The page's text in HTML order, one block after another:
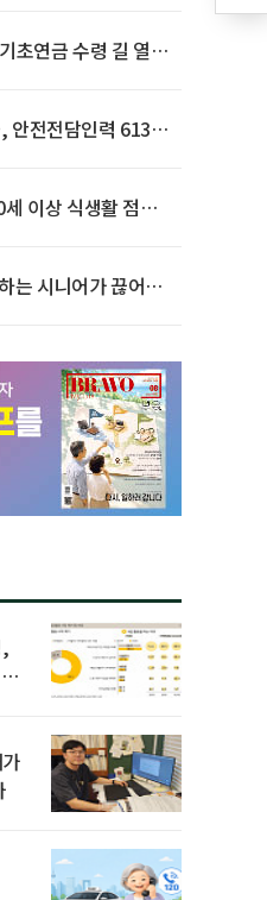
초연금 수령 길 열린
안전전담인력 613명
이상 식생활 점수
시니어가 끊어야
,